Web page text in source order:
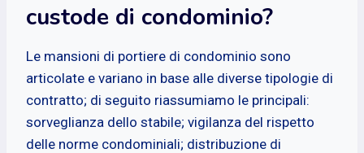
custode di condominio?
Le mansioni di portiere di condominio sono
articolate e variano in base alle diverse tipologie di
contratto; di seguito riassumiamo le principali:
sorveglianza dello stabile; vigilanza del rispetto
delle norme condominiali; distribuzione di